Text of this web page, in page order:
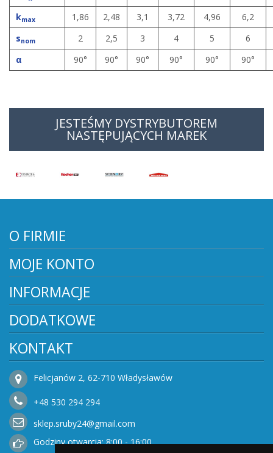
kmax 1,86 2,48 3,1 3,72 4,96
6,2
snom 2 2,5 3 4 5
6
α
90° 90° 90° 90° 90° 90°
JESTEŚMY DYSTRYBUTOREM
NASTĘPUJĄCYCH MAREK
O FIRMIE
MOJE KONTO
INFORMACJE
DODATKOWE
KONTAKT
Felicjanów 2, 62-710 Władysławów
+48 530 294 294
sklep.sruby24@gmail.com
Godziny otwarcia: 8:00 - 16:00